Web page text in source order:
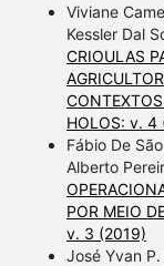
Viviane
Kessler Dal
CRIOULAS
HOLOS: v. 4
Fábio De
Alberto
POR MEIO
v. 3 (2019)
José Yvan